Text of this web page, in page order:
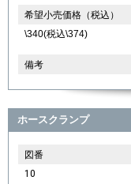
希望小売価格（税込）
\340(税込\374)
備考
ホースクランプ
図番
10